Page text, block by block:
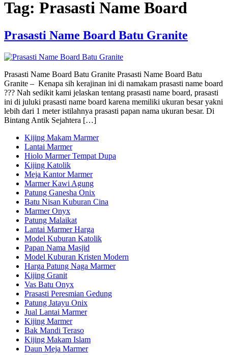
Tag: Prasasti Name Board
Prasasti Name Board Batu Granite
Prasasti Name Board Batu Granite Prasasti Name Board Batu
Granite – Kenapa sih kerajinan ini di namakam prasasti name board
??? Nah sedikit kami jelaskan tentang prasasti name board, prasasti
ini di juluki prasasti name board karena memiliki ukuran besar yakni
lebih dari 1 meter istilahnya prasasti papan nama ukuran besar. Di
Bintang Antik Sejahtera […]
Kijing Makam Marmer
Lantai Marmer
Hiolo Marmer Tempat Dupa
Kijing Katolik
Meja Kantor Marmer
Marmer Kawi Agung
Patung Ganesha Onix
Batu Nisan Kuburan Cina
Marmer Onyx
Patung Malaikat
Lantai Marmer Harga
Model Kuburan Katolik
Papan Nama Masjid
Model Kuburan Kristen Modern
Harga Patung Naga Marmer
Kijing Granit
Vas Batu Onyx
Prasasti Peresmian Gedung
Patung Jatayu Onix
Jual Lantai Marmer
Kijing Marmer
Bak Mandi Teraso
Kijing Makam Islam
Daun Meja Marmer